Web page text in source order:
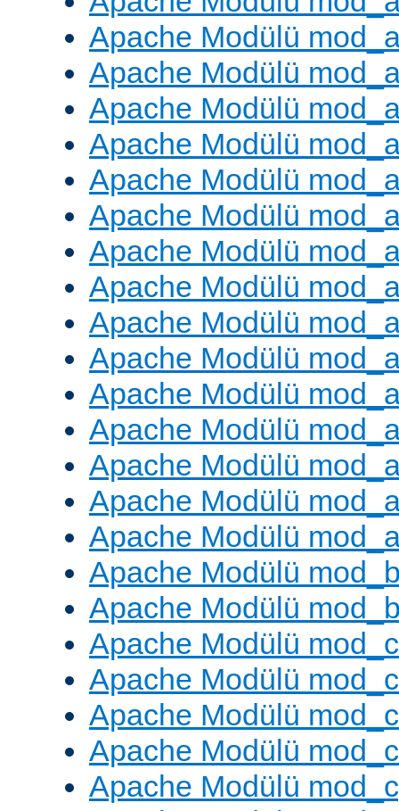
Apache Modülü
Apache Modülü
Apache Modülü
Apache Modülü
Apache Modülü
Apache Modülü
Apache Modülü
Apache Modülü
Apache Modülü
Apache Modülü
Apache Modülü
Apache Modülü
Apache Modülü
Apache Modülü
Apache Modülü
Apache Modülü
Apache Modülü
Apache Modülü
Apache Modülü
Apache Modülü
Apache Modülü
Apache Modülü